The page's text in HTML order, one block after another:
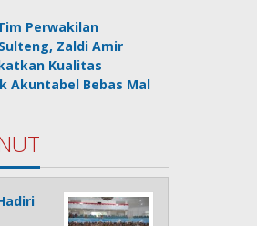
Perwakilan
Zaldi Amir
Kualitas
Akuntabel Bebas Mal